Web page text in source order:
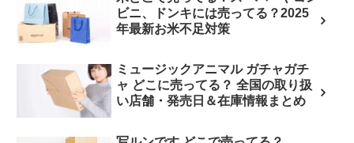
ビニ、ドンキには売ってる？2025
年最新お米不足対策
ミュージックアニマル ガチャガチ
ャ どこに売ってる？ 全国の取り扱
い店舗・発売日＆在庫情報まとめ